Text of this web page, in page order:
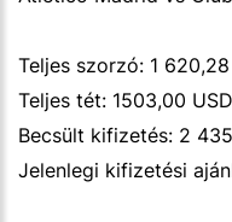
Teljes szorzó: 1 620,28
Teljes tét: 1503,00 USD
Becsült kifizetés: 2
Jelenlegi kifizetési